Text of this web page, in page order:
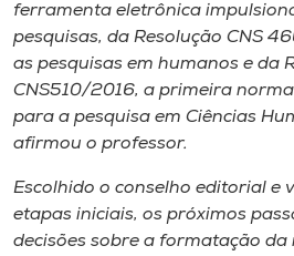
ferramenta eletrônica
pesquisas, da Resolução CNS
as pesquisas em humanos e da
CNS510/2016, a primeira
para a pesquisa em Ciências
afirmou o professor.
Escolhido o conselho editorial e
etapas iniciais, os próximos
decisões sobre a formatação da